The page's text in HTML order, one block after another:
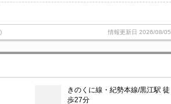
情報更新日 2026/08/05
きのくに線・紀勢本線/黒江駅 徒
歩27分